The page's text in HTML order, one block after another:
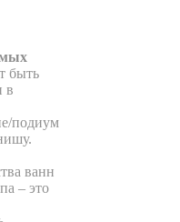
быть
в
подиум
ванн
– это